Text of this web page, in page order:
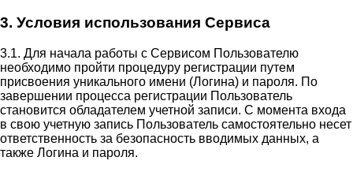
3. Условия использования Сервиса
3.1. Для начала работы с Сервисом Пользователю
необходимо пройти процедуру регистрации путем
присвоения уникального имени (Логина) и пароля. По
завершении процесса регистрации Пользователь
становится обладателем учетной записи. С момента входа
в свою учетную запись Пользователь самостоятельно несет
ответственность за безопасность вводимых данных, а
также Логина и пароля.